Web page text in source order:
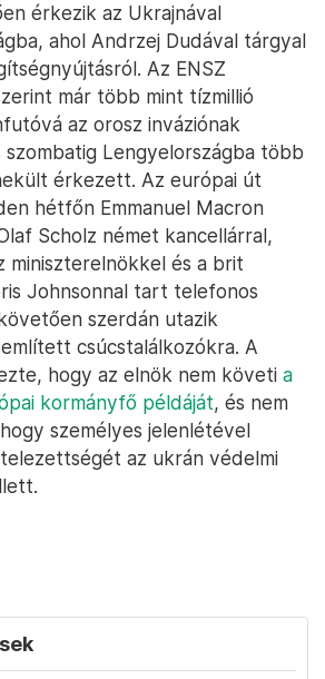
érkezik az Ukrajnával
ahol Andrzej Dudával tárgyal
Az ENSZ
már több mint tízmillió
az orosz inváziónak
Lengyelországba több
érkezett. Az európai út
hétfőn Emmanuel Macron
Scholz német kancellárral,
miniszterelnökkel és a brit
Johnsonnal tart telefonos
szerdán utazik
csúcstalálkozókra. A
hogy az elnök nem követi a
kormányfő példáját, és nem
személyes jelenlétével
az ukrán védelmi